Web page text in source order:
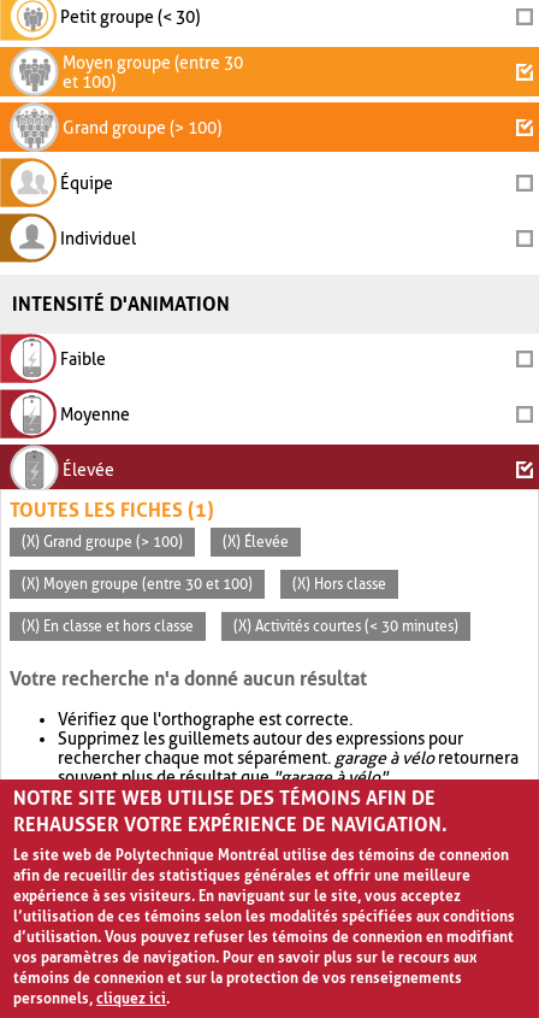
Petit groupe (< 30)
Moyen groupe (entre 30
et 100)
Grand groupe (> 100)
Équipe
Individuel
INTENSITÉ D'ANIMATION
Faible
Moyenne
Élevée
TOUTES LES FICHES (1)
(X) Grand groupe (> 100) (X) Élevée
(X) Moyen groupe (entre 30 et 100) (X) Hors classe
(X) En classe et hors classe (X) Activités courtes (< 30 minutes)
Votre recherche n'a donné aucun résultat
Vérifiez que l'orthographe est correcte.
Supprimez les guillemets autour des expressions pour
rechercher chaque mot séparément. garage à véloretournera
souvent plus de résultat que"garage à vélo".
Envisagez d'élargir votre recherche avec OR.garage OR vélo
retournera souvent plus de résultat quegarage à vélo
NOTRE SITE WEB UTILISE DES TÉMOINS AFIN DE
REHAUSSER VOTRE EXPÉRIENCE DE NAVIGATION.
Le site web de Polytechnique Montréal utilise des témoins de connexion
afin de recueillir des statistiques générales et offrir une meilleure
expérience à ses visiteurs. En naviguant sur le site, vous acceptez
l’utilisation de ces témoins selon les modalités spécifiées aux conditions
d’utilisation. Vous pouvez refuser les témoins de connexion en modifiant
vos paramètres de navigation. Pour en savoir plus sur le recours aux
témoins de connexion et sur la protection de vos renseignements
personnels,cliquez ici.